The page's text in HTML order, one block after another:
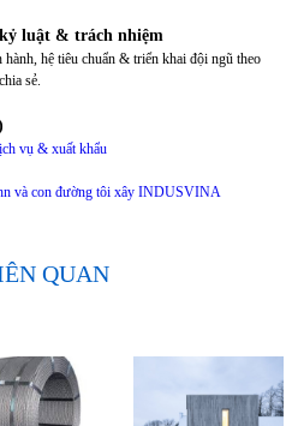
luật & trách nhiệm
hệ tiêu chuẩn & triển khai đội ngũ theo
sẻ.
vụ & xuất khẩu
và con đường tôi xây INDUSVINA
QUAN